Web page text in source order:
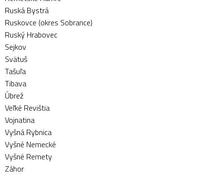
Ruská Bystrá
Ruskovce (okres Sobrance)
Ruský Hrabovec
Sejkov
Svätuš
Tašuľa
Tibava
Úbrež
Veľké Revištia
Vojnatina
Vyšná Rybnica
Vyšné Nemecké
Vyšné Remety
Záhor